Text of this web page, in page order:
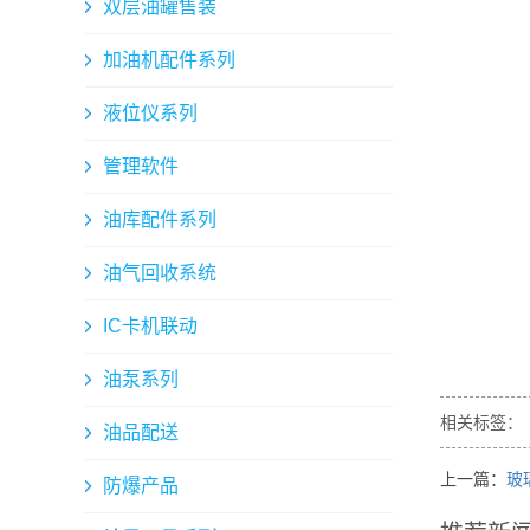
双层油罐售装
加油机配件系列
液位仪系列
管理软件
油库配件系列
油气回收系统
IC卡机联动
油泵系列
油品配送
防爆产品
相关标签：
上一篇： 玻